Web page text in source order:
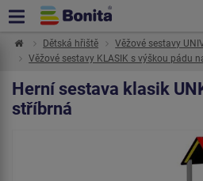
Dětská hřiště
Věžové sestavy
Věžové sestavy KLASIK s výškou pádu
Herní sestava klasik
stříbrná